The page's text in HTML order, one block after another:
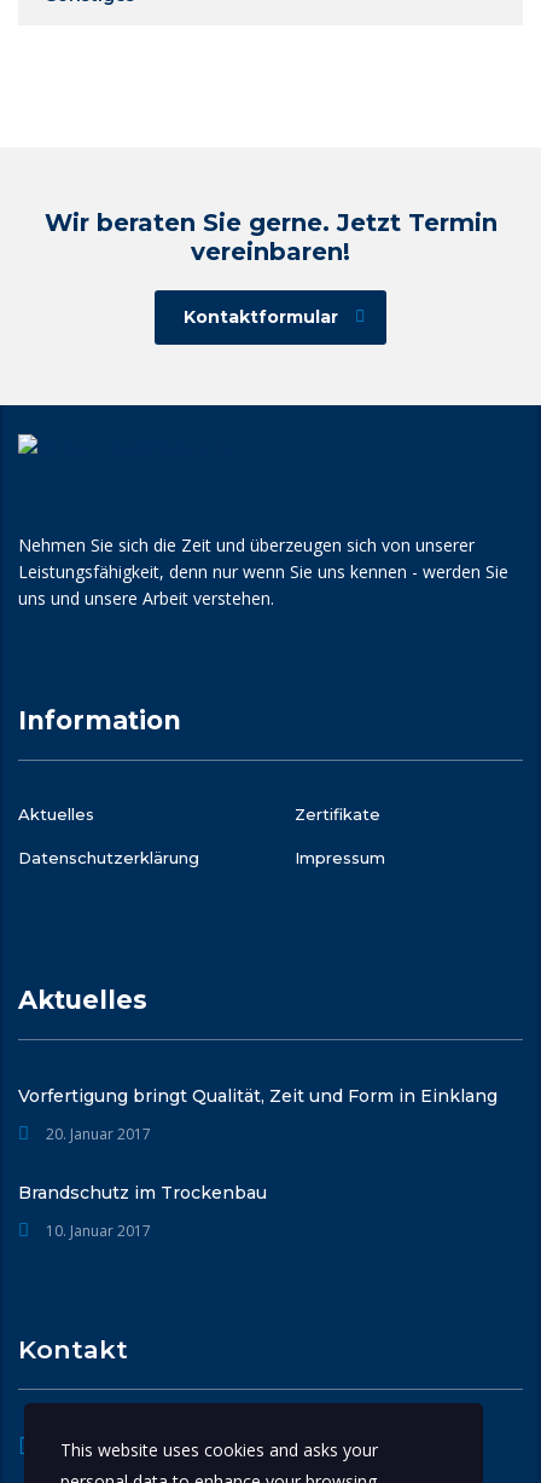
Wir beraten Sie gerne. Jetzt Termin
vereinbaren!
Kontaktformular
Nehmen Sie sich die Zeit und überzeugen sich von unserer
Leistungsfähigkeit, denn nur wenn Sie uns kennen - werden Sie
uns und unsere Arbeit verstehen.
Information
Aktuelles Zertifikate
Datenschutz­erklärung Impressum
Aktuelles
Vorfertigung bringt Qualität, Zeit und Form in Einklang
20. Januar 2017
Brandschutz im Trockenbau
10. Januar 2017
Kontakt
Robert-Bosch-Str.34
63225 Langen
This website uses cookies and asks your